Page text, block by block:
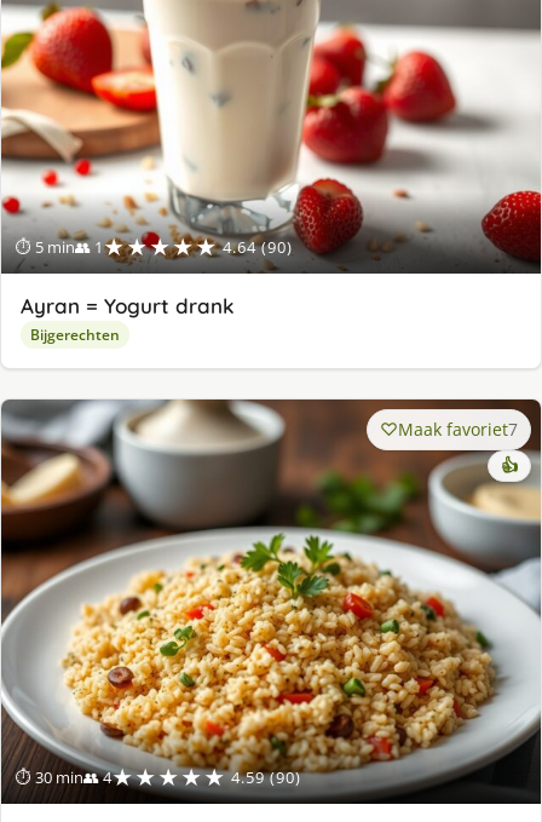
⏱ 5 min👥 1★★★★★ 4.64 (90)
Ayran = Yogurt drank
Bijgerechten
⏱ 30 min👥 4★★★★★ 4.59 (90)
Maak favoriet7
👍